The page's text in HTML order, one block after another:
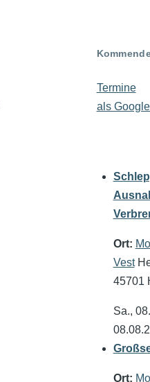
Termine
als
Ort:
Vest
45701
Sa.,
Ort: